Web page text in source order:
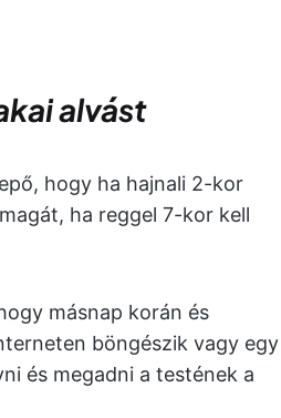
alvást
hogy ha hajnali 2-kor
ha reggel 7-kor kell
másnap korán és
böngészik vagy egy
és megadni a testének a